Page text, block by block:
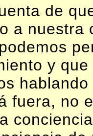
de
a nuestra
y
fuera, no